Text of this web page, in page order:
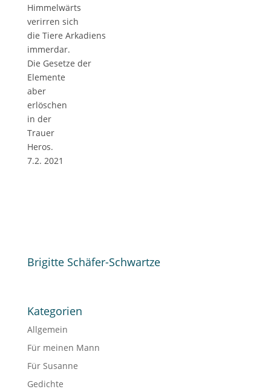
Himmelwärts
verirren sich
die Tiere Arkadiens
immerdar.
Die Gesetze der
Elemente
aber
erlöschen
in der
Trauer
Heros.
7.2. 2021
Brigitte Schäfer-Schwartze
Kategorien
Allgemein
Für meinen Mann
Für Susanne
Gedichte